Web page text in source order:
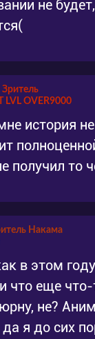
не
Зритель
LVL OVER9000
история не
получил то
Накама
в этом
что еще
не?
да я до сих